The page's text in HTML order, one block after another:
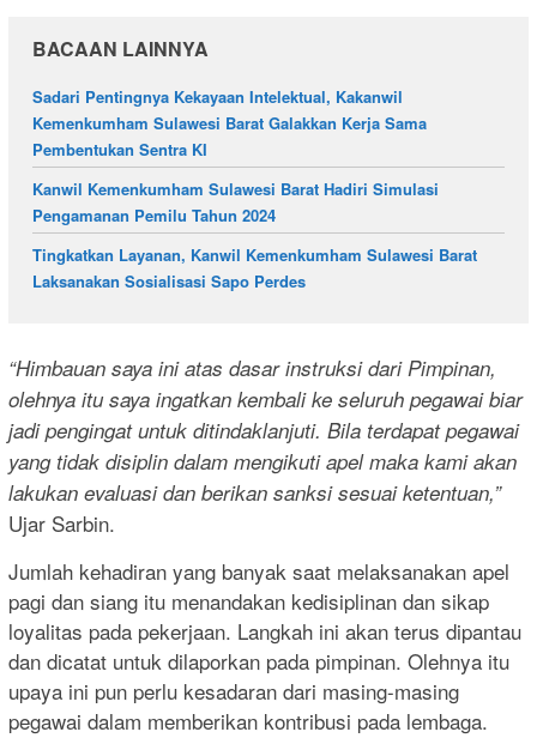
BACAAN LAINNYA
Sadari Pentingnya Kekayaan Intelektual, Kakanwil
Kemenkumham Sulawesi Barat Galakkan Kerja Sama
Pembentukan Sentra KI
Kanwil Kemenkumham Sulawesi Barat Hadiri Simulasi
Pengamanan Pemilu Tahun 2024
Tingkatkan Layanan, Kanwil Kemenkumham Sulawesi Barat
Laksanakan Sosialisasi Sapo Perdes
“Himbauan saya ini atas dasar instruksi dari Pimpinan,
olehnya itu saya ingatkan kembali ke seluruh pegawai biar
jadi pengingat untuk ditindaklanjuti. Bila terdapat pegawai
yang tidak disiplin dalam mengikuti apel maka kami akan
lakukan evaluasi dan berikan sanksi sesuai ketentuan,”
Ujar Sarbin.
Jumlah kehadiran yang banyak saat melaksanakan apel
pagi dan siang itu menandakan kedisiplinan dan sikap
loyalitas pada pekerjaan. Langkah ini akan terus dipantau
dan dicatat untuk dilaporkan pada pimpinan. Olehnya itu
upaya ini pun perlu kesadaran dari masing-masing
pegawai dalam memberikan kontribusi pada lembaga.